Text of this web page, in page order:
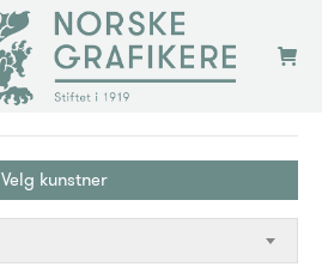
Velg kunstner